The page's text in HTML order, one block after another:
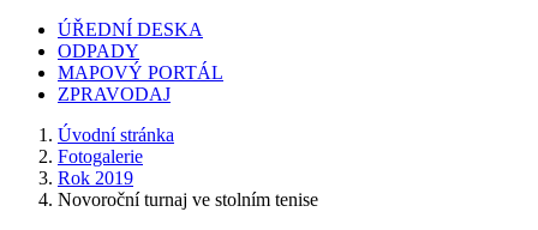
ÚŘEDNÍ DESKA
ODPADY
MAPOVÝ PORTÁL
ZPRAVODAJ
Úvodní stránka
Fotogalerie
Rok 2019
Novoroční turnaj ve stolním tenise